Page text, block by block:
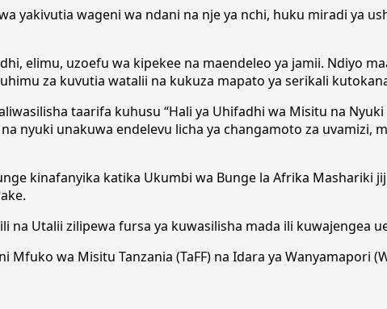
yakivutia wageni wa ndani na nje ya nchi, huku miradi ya
elimu, uzoefu wa kipekee na maendeleo ya jamii. Ndiyo
za kuvutia watalii na kukuza mapato ya serikali
taarifa kuhusu “Hali ya Uhifadhi wa Misitu na
nyuki unakuwa endelevu licha ya changamoto za uvamizi,
kinafanyika katika Ukumbi wa Bunge la Afrika Mashariki
na Utalii zilipewa fursa ya kuwasilisha mada ili kuwajengea
wa Misitu Tanzania (TaFF) na Idara ya Wanyamapori